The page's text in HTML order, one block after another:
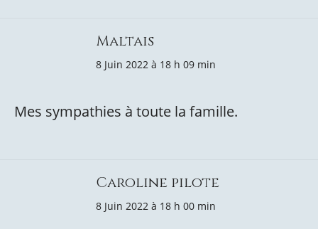
Maltais
8 Juin 2022 à 18 h 09 min
Mes sympathies à toute la famille.
Caroline pilote
8 Juin 2022 à 18 h 00 min